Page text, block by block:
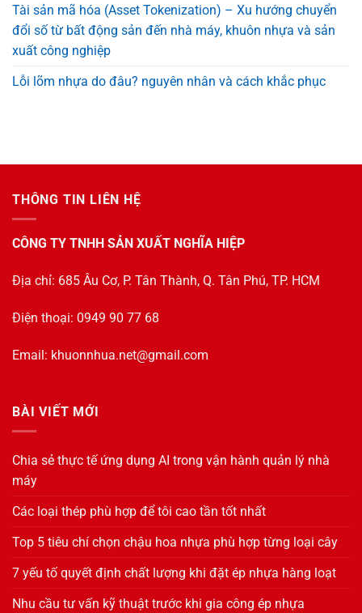
Tài sản mã hóa (Asset Tokenization) – Xu hướng chuyển
đổi số từ bất động sản đến nhà máy, khuôn nhựa và sản
xuất công nghiệp
Lỗi lõm nhựa do đâu? nguyên nhân và cách khắc phục
THÔNG TIN LIÊN HỆ
CÔNG TY TNHH SẢN XUẤT NGHĨA HIỆP
Địa chỉ: 685 Âu Cơ, P. Tân Thành, Q. Tân Phú, TP. HCM
Điện thoại: 0949 90 77 68
Email: khuonnhua.net@gmail.com
BÀI VIẾT MỚI
Chia sẻ thực tế ứng dụng AI trong vận hành quản lý nhà
máy
Các loại thép phù hợp để tôi cao tần tốt nhất
Top 5 tiêu chí chọn chậu hoa nhựa phù hợp từng loại cây
7 yếu tố quyết định chất lượng khi đặt ép nhựa hàng loạt
Nhu cầu tư vấn kỹ thuật trước khi gia công ép nhựa